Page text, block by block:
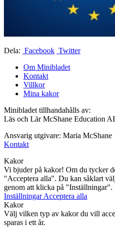
Dela: Facebook Twitter
Om Minibladet
Kontakt
Villkor
Mina kakor
Minibladet tillhandahålls av:
Läs och Lär McShane Education
Ansvarig utgivare: Maria McShane
Kontakt
Kakor
Vi bjuder på kakor! Om du tycker
"Acceptera alla". Du kan såklart
genom att klicka på "Inställningar".
InställningarAcceptera alla
Kakor
Välj vilken typ av kakor du vill
sparas i ett år.